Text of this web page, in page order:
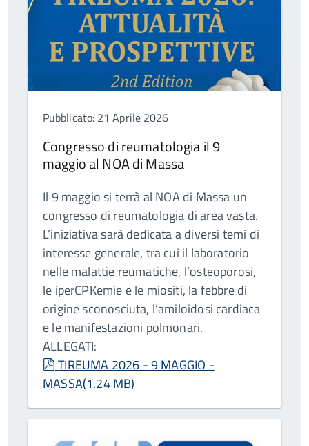
Pubblicato: 21 Aprile 2026
Congresso di reumatologia il 9
maggio al NOA di Massa
Il 9 maggio si terrà al NOA di Massa un
congresso di reumatologia di area vasta.
L’iniziativa sarà dedicata a diversi temi di
interesse generale, tra cui il laboratorio
nelle malattie reumatiche, l’osteoporosi,
le iperCPKemie e le miositi, la febbre di
origine sconosciuta, l’amiloidosi cardiaca
e le manifestazioni polmonari.
ALLEGATI:
pdf
TIREUMA 2026 - 9 MAGGIO -
MASSA(1.24 MB)